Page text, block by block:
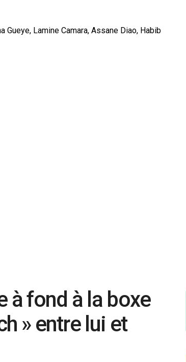
Gueye, Lamine Camara, Assane Diao, Habib
à fond à la boxe
» entre lui et